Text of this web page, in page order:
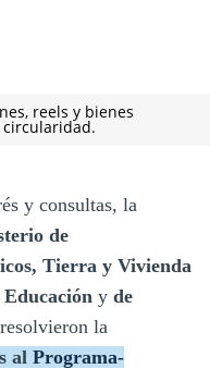
reels y bienes
y consultas, la
de
Tierra y Vivienda
Educación y de
resolvieron la
al Programa-